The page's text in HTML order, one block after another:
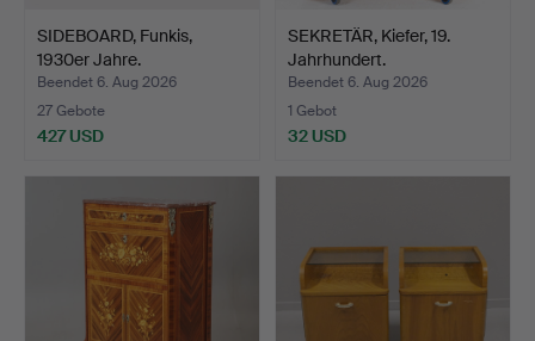
SIDEBOARD, Funkis,
1930er Jahre.
Beendet 6. Aug 2026
27 Gebote
427 USD
SEKRETÄR, Kiefer, 19.
Jahrhundert.
Beendet 6. Aug 2026
1 Gebot
32 USD